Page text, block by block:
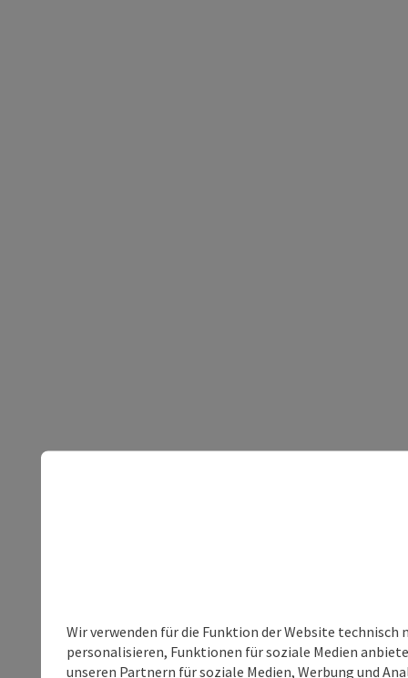
Wir verwenden für die Funktion der Website
personalisieren, Funktionen für soziale Medien
unseren Partnern für soziale Medien, Werbung und